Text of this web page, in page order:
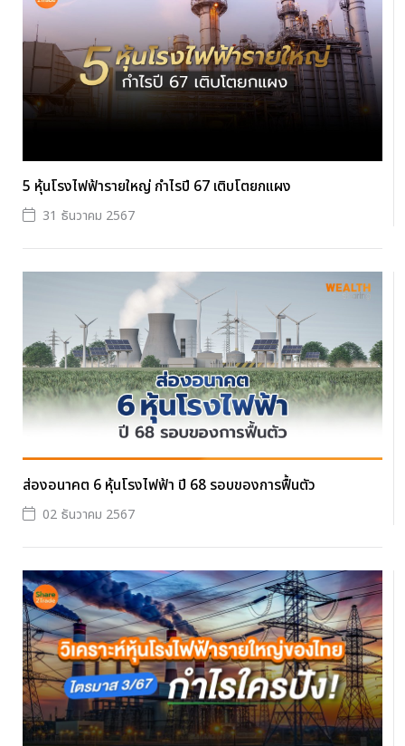
5 หุ้นโรงไฟฟ้ารายใหญ่ กำไรปี 67 เติบโตยกแผง
31 ธันวาคม 2567
ส่องอนาคต 6 หุ้นโรงไฟฟ้า ปี 68 รอบของการฟื้นตัว
02 ธันวาคม 2567